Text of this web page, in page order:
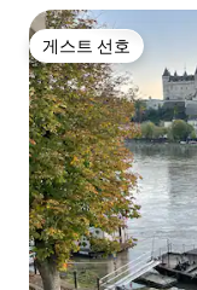
게스트 선호
게스트 선호